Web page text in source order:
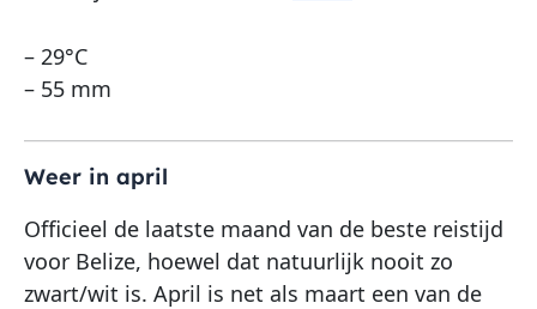
– 29°C
– 55 mm
Weer in april
Officieel de laatste maand van de beste reistijd
voor Belize, hoewel dat natuurlijk nooit zo
zwart/wit is. April is net als maart een van de